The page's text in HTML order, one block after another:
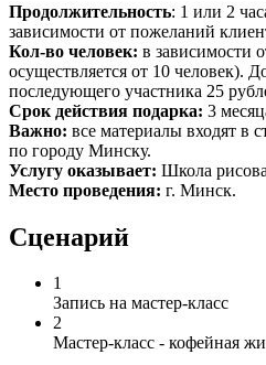
Продолжительность: 1 или 2
зависимости от пожеланий
Кол-во человек: в зависимости
осуществляется от 10 человек).
последующего участника 25
Срок действия подарка: 3
Важно: все материалы входят в
по городу Минску.
Услугу оказывает: Школа
Место проведения: г. Минск.
Сценарий
1
Запись на мастер-класс
2
Мастер-класс - кофейная